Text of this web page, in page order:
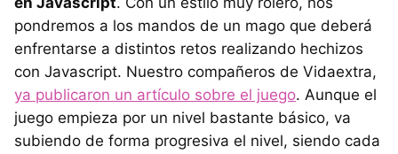
pondremos a los mandos de un mago que deberá
enfrentarse a distintos retos realizando hechizos
con Javascript. Nuestro compañeros de Vidaextra,
ya publicaron un artículo sobre el juego. Aunque el
juego empieza por un nivel bastante básico, va
subiendo de forma progresiva el nivel, siendo cada